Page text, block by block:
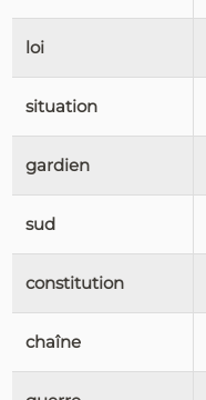
loi
situation
gardien
sud
constitution
chaîne